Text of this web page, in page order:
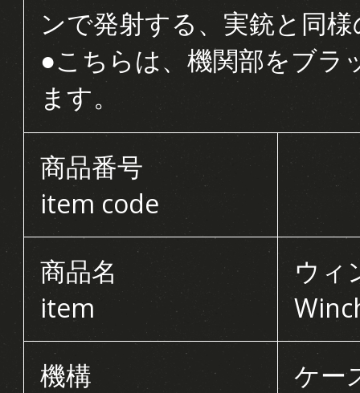
ンで発射する、実銃と同
●こちらは、機関部をブラ
ます。
商品番号
item code
商品名
item
ウィ
機構
ケー